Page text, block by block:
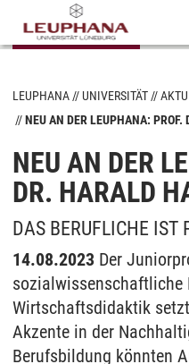
LEUPHANA UNIVERSITÄT
NEU AN DER LEUPHANA:
NEU AN DER
DR. HARALD
DAS BERUFLICHE IST
14.08.2023 Der
sozialwissenschaftliche
Wirtschaftsdidaktik
Akzente in der
Berufsbildung könnten